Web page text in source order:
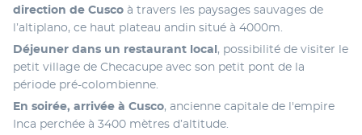
direction de Cusco à travers les paysages sauvages de
l’altiplano, ce haut plateau andin situé à 4000m.
Déjeuner dans un restaurant local , possibilité de visiter le
petit village de Checacupe avec son petit pont de la
période pré-colombienne.
En soirée, arrivée à Cusco, ancienne capitale de l'empire
Inca perchée à 3400 mètres d’altitude.